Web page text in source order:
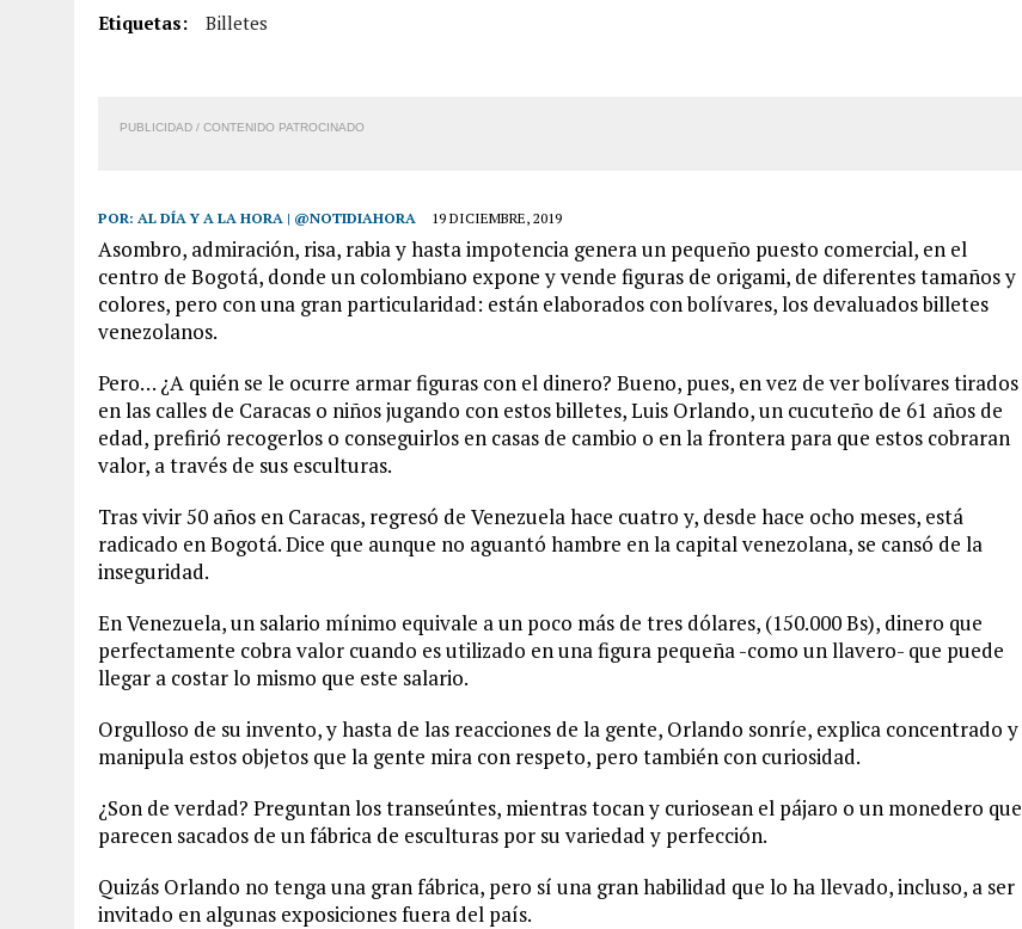
Etiquetas: Billetes
PUBLICIDAD / CONTENIDO PATROCINADO
POR: AL DÍA Y A LA HORA | @NOTIDIAHORA 19 DICIEMBRE, 2019
Asombro, admiración, risa, rabia y hasta impotencia genera un pequeño puesto comercial, en el
centro de Bogotá, donde un colombiano expone y vende figuras de origami, de diferentes tamaños y
colores, pero con una gran particularidad: están elaborados con bolívares, los devaluados billetes
venezolanos.
Pero… ¿A quién se le ocurre armar figuras con el dinero? Bueno, pues, en vez de ver bolívares tirados
en las calles de Caracas o niños jugando con estos billetes, Luis Orlando, un cucuteño de 61 años de
edad, prefirió recogerlos o conseguirlos en casas de cambio o en la frontera para que estos cobraran
valor, a través de sus esculturas.
Tras vivir 50 años en Caracas, regresó de Venezuela hace cuatro y, desde hace ocho meses, está
radicado en Bogotá. Dice que aunque no aguantó hambre en la capital venezolana, se cansó de la
inseguridad.
En Venezuela, un salario mínimo equivale a un poco más de tres dólares, (150.000 Bs), dinero que
perfectamente cobra valor cuando es utilizado en una figura pequeña -como un llavero- que puede
llegar a costar lo mismo que este salario.
Orgulloso de su invento, y hasta de las reacciones de la gente, Orlando sonríe, explica concentrado y
manipula estos objetos que la gente mira con respeto, pero también con curiosidad.
¿Son de verdad? Preguntan los transeúntes, mientras tocan y curiosean el pájaro o un monedero que
parecen sacados de un fábrica de esculturas por su variedad y perfección.
Quizás Orlando no tenga una gran fábrica, pero sí una gran habilidad que lo ha llevado, incluso, a ser
invitado en algunas exposiciones fuera del país.